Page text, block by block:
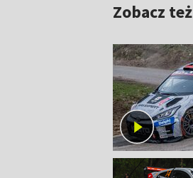
Zobacz też